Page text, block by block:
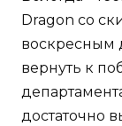
Dragon со
воскресным
вернуть к
достаточно